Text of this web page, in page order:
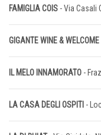
FAMIGLIA COIS - Via Casali
GIGANTE WINE & WELCOME
IL MELO INNAMORATO -
LA CASA DEGLI OSPITI -